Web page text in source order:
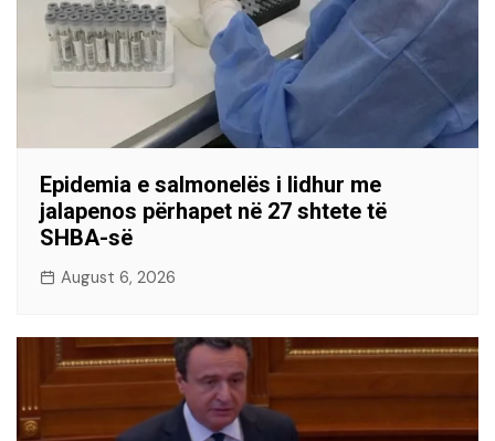
Epidemia e salmonelës i lidhur me
jalapenos përhapet në 27 shtete të
SHBA-së
August 6, 2026